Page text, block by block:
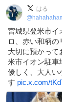
はる
@
宮城県登米市イ
ロ、赤い和柄の
大切に預かって
米市イオン駐車
優しく、大人い
す pic.x.com/